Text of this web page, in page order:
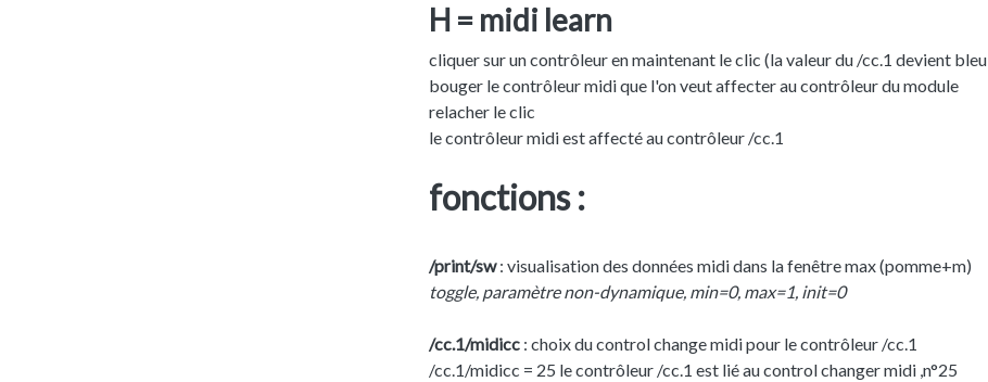
H = midi learn
cliquer sur un contrôleur en maintenant le clic (la valeur du /cc.1 devient bleu
bouger le contrôleur midi que l'on veut affecter au contrôleur du module
relacher le clic
le contrôleur midi est affecté au contrôleur /cc.1
fonctions :
/print/sw: visualisation des données midi dans la fenêtre max (pomme+m)
toggle, paramètre non-dynamique, min=0, max=1, init=0
/cc.1/midicc: choix du control change midi pour le contrôleur /cc.1
/cc.1/midicc = 25 le contrôleur /cc.1 est lié au control changer midi ,n°25